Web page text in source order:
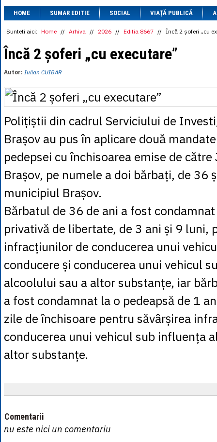
1 CAD= 3.1559
1 CHF= 5.2813
1 CNY= 0.6015
1 DKK
1 EGP
1 MXN= 0.2227
1 NOK= 0.4191
1 NZD= 2.6097
= 1.1646
1 RSD= 0.0425
1 RUB
= 0.0530
1 SEK= 0.4526
1 TRY
= 0.1141
1 UAH= 0.1048
HOME SUMAR EDITIE SOCIAL VIAȚĂ PUBLICĂ
Sunteti aici: Home // Arhiva // 2026 // Editia 8667 // Încă 2 șoferi „cu
Încă 2 șoferi „cu executare”
Autor: Iulian CUIBAR
Polițiștii din cadrul Serviciului de
Brașov au pus în aplicare două
pedepsei cu închisoarea emise de
Brașov, pe numele a doi bărbați, de 36
municipiul Brașov.
Bărbatul de 36 de ani a fost
privativă de libertate, de 3 ani și 9 luni,
infracțiunilor de conducerea unui
conducere și conducerea unui vehicul
alcoolului sau a altor substanțe, iar
a fost condamnat la o pedeapsă de 1
zile de închisoare pentru săvârșirea
conducerea unui vehicul sub influența
altor substanțe.
Comentarii
nu este nici un comentariu